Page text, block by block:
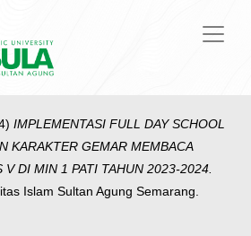
IMPLEMENTASI FULL DAY SCHOOL
KARAKTER GEMAR MEMBACA
V DI MIN 1 PATI TAHUN 2023-2024.
Islam Sultan Agung Semarang.